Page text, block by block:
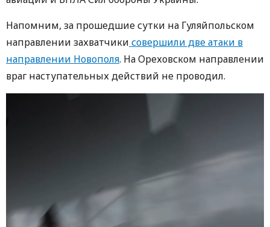
Напомним, за прошедшие сутки на Гуляйпольском
направлении захватчики совершили две атаки в
направлении Новополя. На Ореховском направлении
враг наступательных действий не проводил.